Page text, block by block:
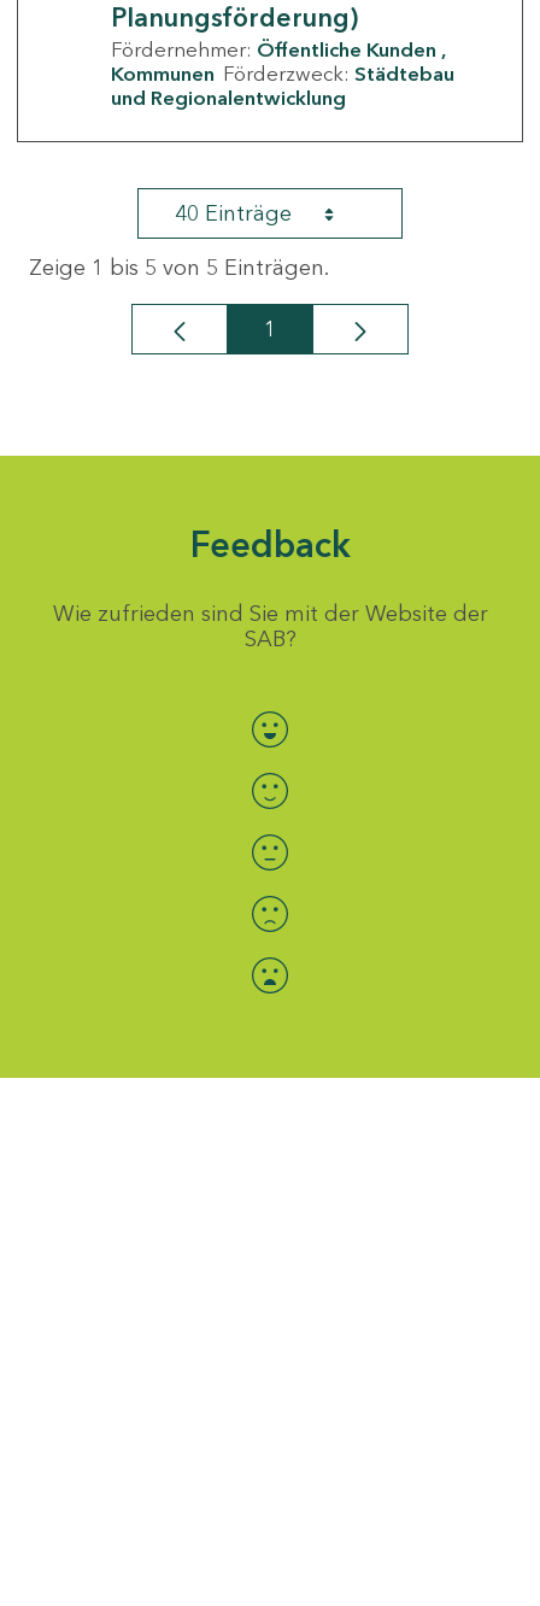
Planungsförderung)
Fördernehmer: Öffentliche Kunden
Kommunen Förderzweck: Städtebau
und Regionalentwicklung
40 Einträge
Zeige 1 bis 5 von 5 Einträgen.
Seite
1
Feedback
Wie zufrieden sind Sie mit der Website der
SAB?
Bewertung auswählen